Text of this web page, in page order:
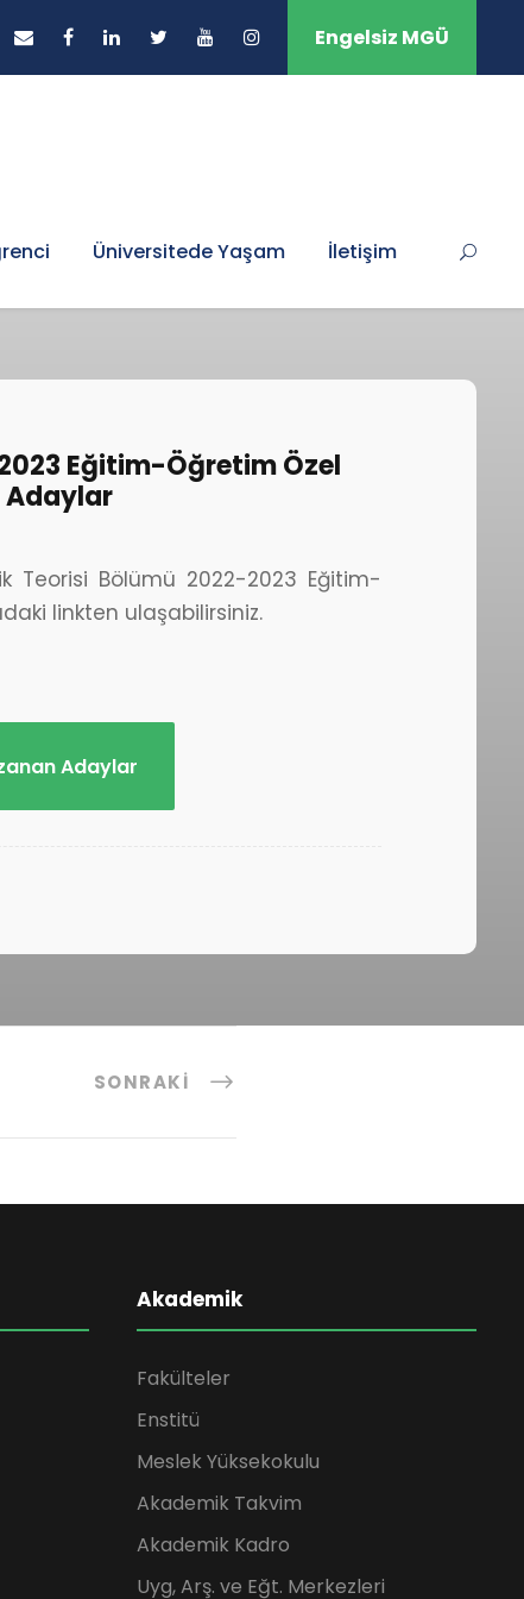
Engelsiz MGÜ
Üniversitede Yaşam İletişim
Eğitim-Öğretim Özel
Adaylar
Teorisi Bölümü 2022-2023 Eğitim-
linkten ulaşabilirsiniz.
Adaylar
SONRAKI
Akademik
Fakülteler
Enstitü
Meslek Yüksekokulu
Akademik Takvim
Akademik Kadro
Uyg, Arş. ve Eğt. Merkezleri